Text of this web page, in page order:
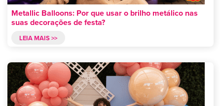
Metallic Balloons: Por que usar o brilho metálico nas
suas decorações de festa?
LEIA MAIS >>